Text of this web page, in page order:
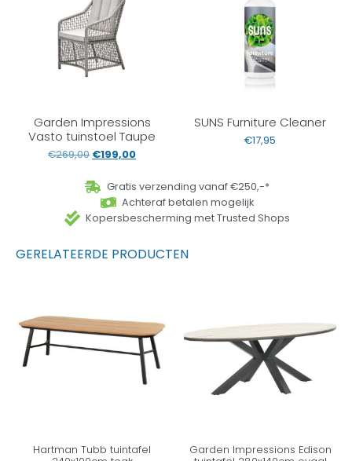
Garden Impressions
Vasto tuinstoel Taupe
€269,00 €199,00
SUNS Furniture Cleaner
€17,95
Gratis verzending vanaf €250,-*
Achteraf betalen mogelijk
Kopersbescherming met Trusted Shops
GERELATEERDE PRODUCTEN
Hartman Tubb tuintafel
Garden Impressions Edison